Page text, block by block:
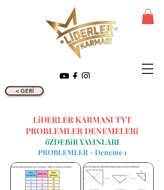
< GERİ
LiDERLER KARMASI TYT
PROBLEMLER DENEMELERi
öZDEBiR YAYINLARI
PROBLEMLER - Deneme 1